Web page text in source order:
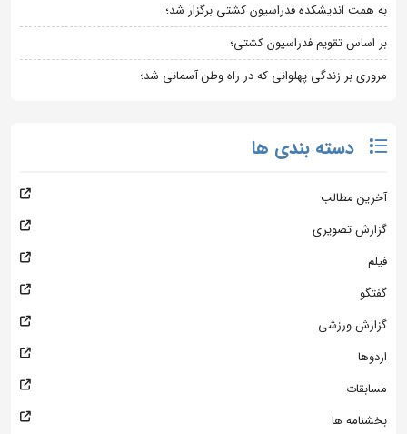
به همت اندیشکده فدراسیون کشتی برگزار شد؛
بر اساس تقویم فدراسیون کشتی؛
مروری بر زندگی پهلوانی که در راه وطن آسمانی شد؛
دسته بندی ها
آخرین مطالب
گزارش تصویری
فیلم
گفتگو
گزارش ورزشی
اردوها
مسابقات
بخشنامه ها